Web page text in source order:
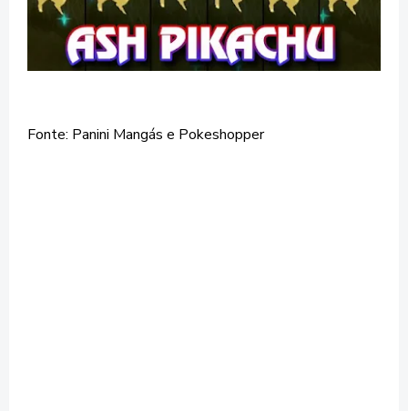
Fonte: Panini Mangás e Pokeshopper